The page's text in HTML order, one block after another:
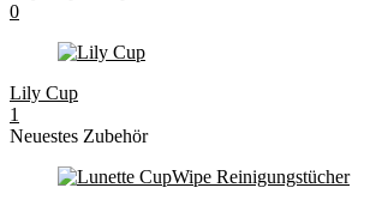
0
Lily Cup
1
Neuestes Zubehör